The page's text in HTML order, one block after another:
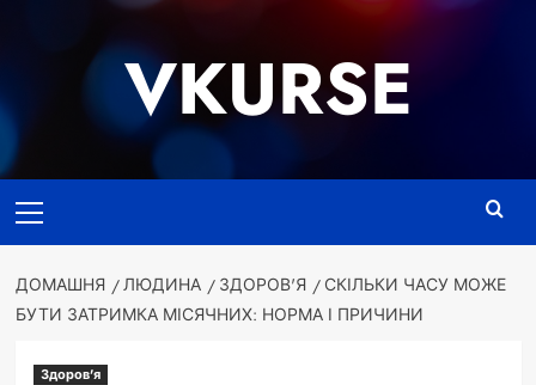
VKURSE
меню
ДОМАШНЯ ЛЮДИНА ЗДОРОВ'Я
СКІЛЬКИ ЧАСУ МОЖЕ
БУТИ ЗАТРИМКА МІСЯЧНИХ: НОРМА І ПРИЧИНИ
Здоров'я